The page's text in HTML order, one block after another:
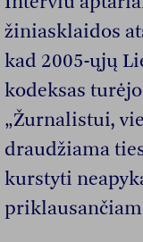
žiniasklaidos
kad 2005-ųjų
kodeksas
„Žurnalistui,
draudžiama
kurstyti